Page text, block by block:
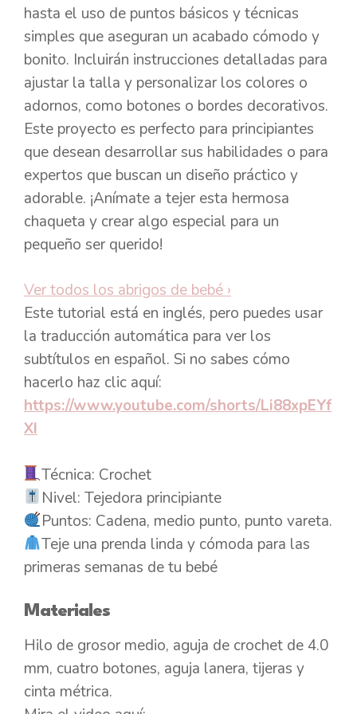
hasta el uso de puntos básicos y técnicas
simples que aseguran un acabado cómodo y
bonito. Incluirán instrucciones detalladas para
ajustar la talla y personalizar los colores o
adornos, como botones o bordes decorativos.
Este proyecto es perfecto para principiantes
que desean desarrollar sus habilidades o para
expertos que buscan un diseño práctico y
adorable. ¡Anímate a tejer esta hermosa
chaqueta y crear algo especial para un
pequeño ser querido!
Ver todos los abrigos de bebé ›
Este tutorial está en inglés, pero puedes usar
la traducción automática para ver los
subtítulos en español. Si no sabes cómo
hacerlo haz clic aquí:
https://www.youtube.com/shorts/Li88xpEYf
XI
Técnica: Crochet
Nivel: Tejedora principiante
Puntos: Cadena, medio punto, punto vareta.
Teje una prenda linda y cómoda para las
primeras semanas de tu bebé
Materiales
Hilo de grosor medio, aguja de crochet de 4.0
mm, cuatro botones, aguja lanera, tijeras y
cinta métrica.